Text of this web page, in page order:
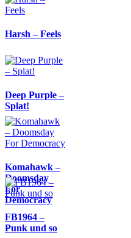
Harsh – Feels
Deep Purple –
Splat!
Komahawk –
Doomsday
For
Democracy
FB1964 –
Punk und so